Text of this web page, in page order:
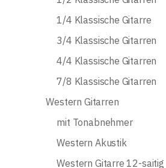
1/4 Klassische Gitarre
3/4 Klassische Gitarren
4/4 Klassische Gitarren
7/8 Klassische Gitarren
Western Gitarren
mit Tonabnehmer
Western Akustik
Western Gitarre 12-saitig